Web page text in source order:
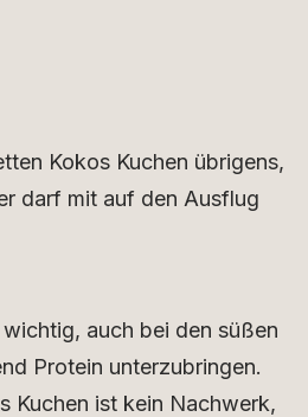
Kokos Kuchen übrigens,
darf mit auf den Ausflug
auch bei den süßen
Protein unterzubringen.
Kuchen ist kein Nachwerk,